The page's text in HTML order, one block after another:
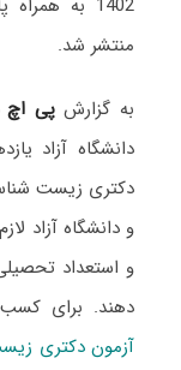
1402 به
منتشر شد.
به گزارشپی
دکتری زیست
و دانشگاه آزاد
و استعداد
دهند. برای
آزمون دکتری